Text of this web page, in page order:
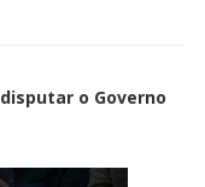
o Governo